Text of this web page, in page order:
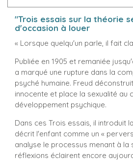
"Trois essais sur la théorie
d'occasion à louer
« Lorsque quelqu'un parle, il fait
Publiée en 1905 et remaniée
a marqué une rupture dans la
psyché humaine. Freud
innocente et place la sexualité au
développement psychique.
Dans ces Trois essais, il introduit
décrit l'enfant comme un «
analyse le processus menant à la
réflexions éclairent encore